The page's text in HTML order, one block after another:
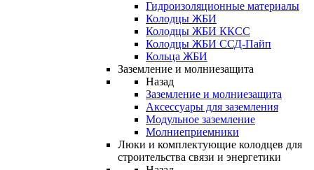
Гидроизоляционные материалы
Колодцы ЖБИ
Колодцы ЖБИ ККСС
Колодцы ЖБИ ССД-Пайп
Кольца ЖБИ
Заземление и молниезащита
Назад
Заземление и молниезащита
Аксессуары для заземления
Модульное заземление
Молниеприемники
Люки и комплектующие колодцев для
строительства связи и энергетики